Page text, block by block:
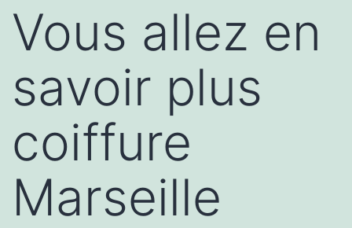
Vous allez en
savoir plus
coiffure
Marseille